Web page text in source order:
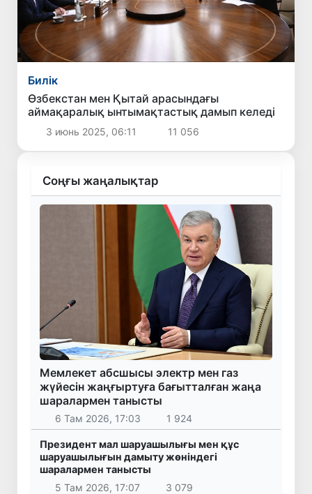
Билік
Өзбекстан мен Қытай арасындағы
аймақаралық ынтымақтастық дамып келеді
3 июнь 2025, 06:11 11 056
Соңғы жаңалықтар
Мемлекет абсшысы электр мен газ
жүйесін жаңғыртуға бағытталған жаңа
шаралармен танысты
6 Там 2026, 17:03 1 924
Президент мал шаруашылығы мен құс
шаруашылығын дамыту жөніндегі
шаралармен танысты
5 Там 2026, 17:07
3 079